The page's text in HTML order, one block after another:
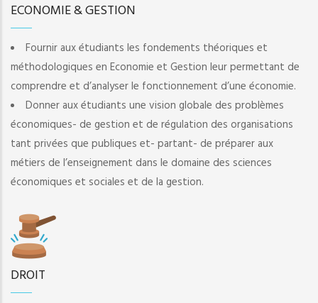
ECONOMIE & GESTION
Fournir aux étudiants les fondements théoriques et
méthodologiques en Economie et Gestion leur permettant de
comprendre et d’analyser le fonctionnement d’une économie.
Donner aux étudiants une vision globale des problèmes
économiques- de gestion et de régulation des organisations
tant privées que publiques et- partant- de préparer aux
métiers de l’enseignement dans le domaine des sciences
économiques et sociales et de la gestion.
DROIT